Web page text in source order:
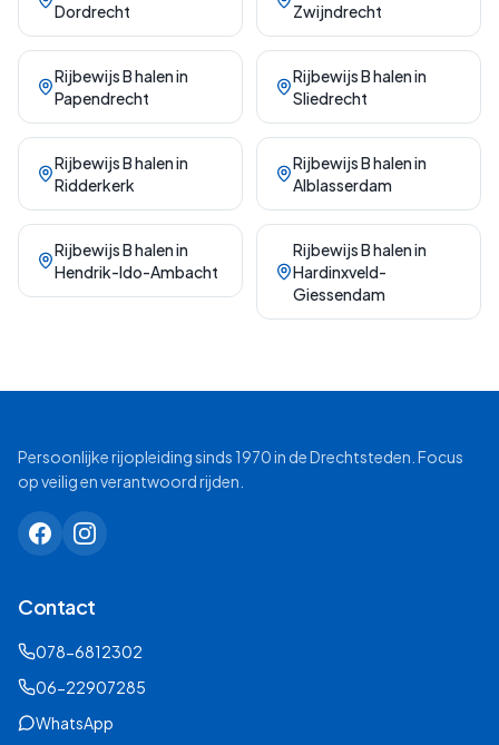
Dordrecht
Zwijndrecht
Rijbewijs B halenin
Papendrecht
Rijbewijs B halenin
Sliedrecht
Rijbewijs B halenin
Ridderkerk
Rijbewijs B halenin
Alblasserdam
Rijbewijs B halenin
Hendrik-Ido-Ambacht
Rijbewijs B halenin
Hardinxveld-
Giessendam
Persoonlijke rijopleiding sinds 1970 in de Drechtsteden. Focus
op veilig en verantwoord rijden.
Contact
078-6812302
06-22907285
WhatsApp